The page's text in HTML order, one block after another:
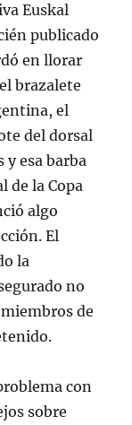
Euskal
publicado
en llorar
brazalete
el
del dorsal
y esa barba
de la Copa
algo
El
la
no
de
con
sobre